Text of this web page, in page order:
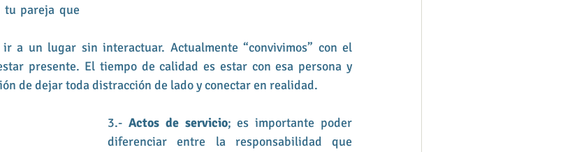
pareja que
a un lugar sin interactuar. Actualmente “convivimos” con el
presente. El tiempo de calidad es estar con esa persona y
de dejar toda distracción de lado y conectar en realidad.
3.- Actos de servicio; es importante poder
diferenciar entre la responsabilidad que